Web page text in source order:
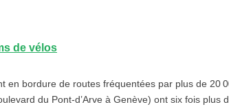
de vélos
en bordure de routes fréquentées par plus de 20
du Pont-d’Arve à Genève) ont six fois plus